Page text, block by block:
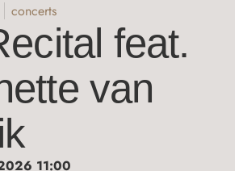
concerts
feat.
van
11:00